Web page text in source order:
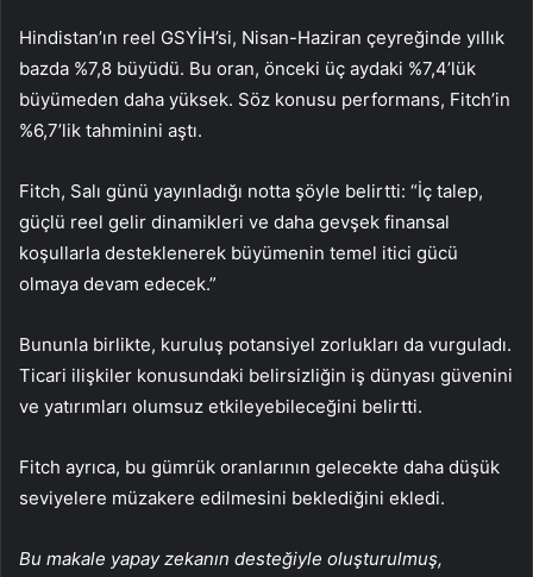
Hindistan’ın reel GSYİH’si, Nisan-Haziran çeyreğinde yıllık
bazda %7,8 büyüdü. Bu oran, önceki üç aydaki %7,4’lük
büyümeden daha yüksek. Söz konusu performans, Fitch’in
%6,7’lik tahminini aştı.
Fitch, Salı günü yayınladığı notta şöyle belirtti: “İç talep,
güçlü reel gelir dinamikleri ve daha gevşek finansal
koşullarla desteklenerek büyümenin temel itici gücü
olmaya devam edecek.”
Bununla birlikte, kuruluş potansiyel zorlukları da vurguladı.
Ticari ilişkiler konusundaki belirsizliğin iş dünyası güvenini
ve yatırımları olumsuz etkileyebileceğini belirtti.
Fitch ayrıca, bu gümrük oranlarının gelecekte daha düşük
seviyelere müzakere edilmesini beklediğini ekledi.
Bu makale yapay zekanın desteğiyle oluşturulmuş,